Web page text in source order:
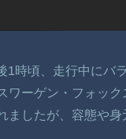
1時頃、走行中にバ
ワーゲン・フォッ
ましたが、容態や